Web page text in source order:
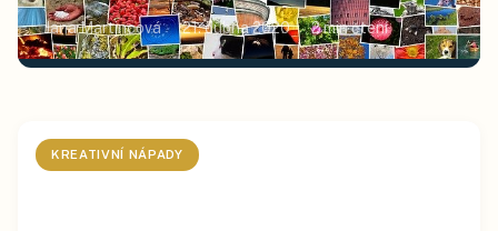
Jana Martincová 21. dubna 2020 2min čtení
KREATIVNÍ NÁPADY